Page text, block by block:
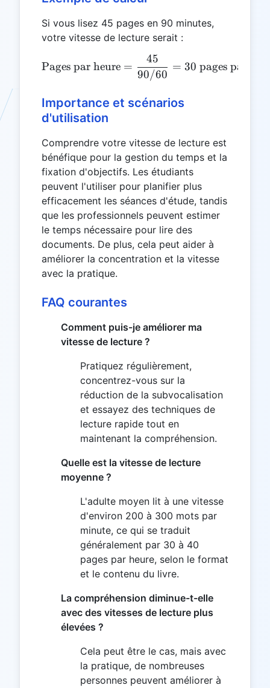
Si vous lisez 45 pages en 90 minutes,
votre vitesse de lecture serait :
\text{Pages par heure}
Pages par heure =
90/60
45
= 30 pages par
Importance et scénarios
d'utilisation
Comprendre votre vitesse de lecture est
bénéfique pour la gestion du temps et la
fixation d'objectifs. Les étudiants
peuvent l'utiliser pour planifier plus
efficacement les séances d'étude, tandis
que les professionnels peuvent estimer
le temps nécessaire pour lire des
documents. De plus, cela peut aider à
améliorer la concentration et la vitesse
avec la pratique.
FAQ courantes
Comment puis-je améliorer ma
vitesse de lecture ?
Pratiquez régulièrement,
concentrez-vous sur la
réduction de la subvocalisation
et essayez des techniques de
lecture rapide tout en
maintenant la compréhension.
Quelle est la vitesse de lecture
moyenne ?
L'adulte moyen lit à une vitesse
d'environ 200 à 300 mots par
minute, ce qui se traduit
généralement par 30 à 40
pages par heure, selon le format
et le contenu du livre.
La compréhension diminue-t-elle
avec des vitesses de lecture plus
élevées ?
Cela peut être le cas, mais avec
la pratique, de nombreuses
personnes peuvent améliorer à